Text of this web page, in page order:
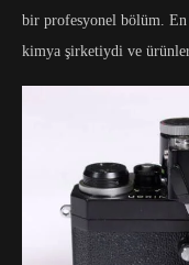
bir profesyonel bölüm.
kimya şirketiydi ve